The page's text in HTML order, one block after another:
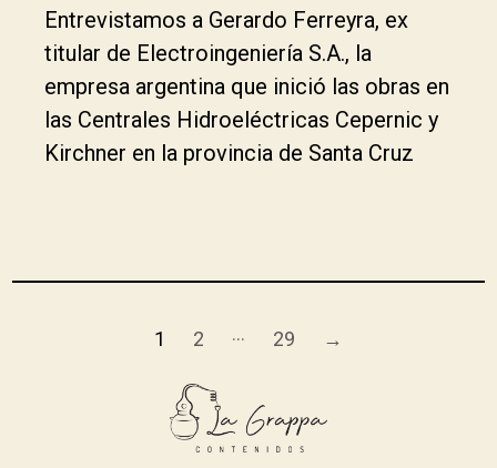
Entrevistamos a Gerardo Ferreyra, ex
titular de Electroingeniería S.A., la
empresa argentina que inició las obras en
las Centrales Hidroeléctricas Cepernic y
Kirchner en la provincia de Santa Cruz
1 2 … 29 →